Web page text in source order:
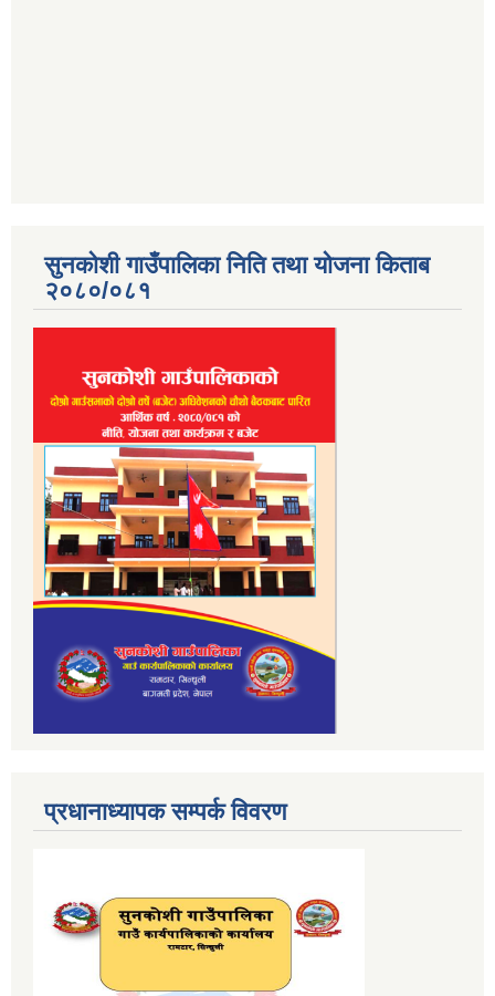
सुनकोशी गाउँपालिका निति तथा योजना किताब
२०८०/०८१
प्रधानाध्यापक सम्पर्क विवरण